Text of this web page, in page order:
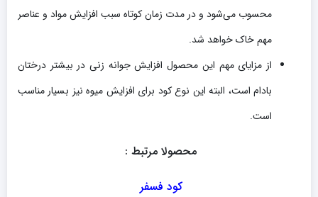
محسوب می‌شود و در مدت زمان کوتاه سبب افزایش مواد و عناصر
مهم خاک خواهد شد.
از مزایای مهم این محصول افزایش جوانه زنی در بیشتر درختان
بادام است، البته این نوع کود برای افزایش میوه نیز بسیار مناسب
است.
محصولا مرتبط :
کود فسفر